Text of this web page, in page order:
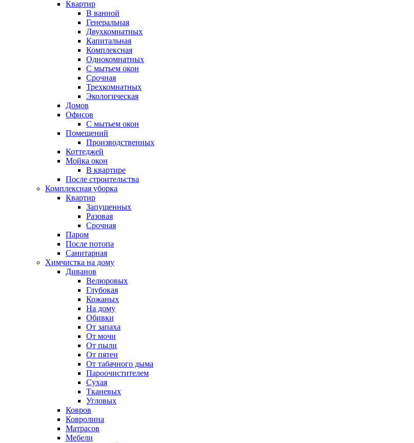
Квартир
В ванной
Генеральная
Двухкомнатных
Капитальная
Комплексная
Однокомнатных
С мытьем окон
Срочная
Трехкомнатных
Экологическая
Домов
Офисов
С мытьем окон
Помещений
Производственных
Коттеджей
Мойка окон
В квартире
После строительства
Комплексная уборка
Квартир
Запущенных
Разовая
Срочная
Паром
После потопа
Санитарная
Химчистка на дому
Диванов
Велюровых
Глубокая
Кожаных
На дому
Обивки
От запаха
От мочи
От пыли
От пятен
От табачного дыма
Пароочистителем
Сухая
Тканевых
Угловых
Ковров
Ковролина
Матрасов
Мебели